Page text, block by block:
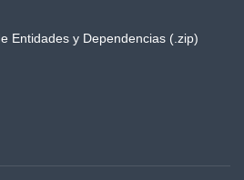
Entidades y Dependencias (.zip)